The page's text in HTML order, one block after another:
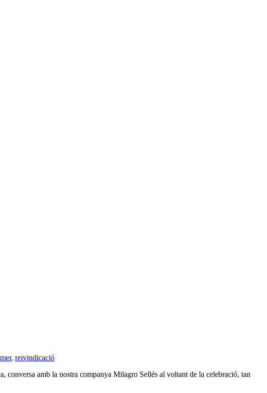
, reivindicació
conversa amb la nostra companya Milagro Sellés al voltant de la celebració, tan